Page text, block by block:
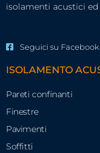
isolamenti acustici
Seguici su Facebook
ISOLAMENTO
Pareti confinanti
Finestre
Pavimenti
Soffitti